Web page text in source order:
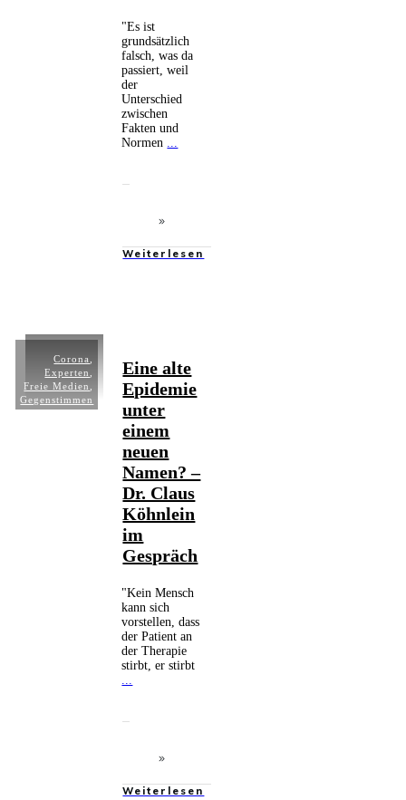
"Es ist
grundsätzlich
falsch, was da
passiert, weil
der
Unterschied
zwischen
Fakten und
Normen ...
Weiterlesen
Corona
Experten
Freie Medien
Gegenstimmen
Eine alte
Epidemie
unter
einem
neuen
Namen? –
Dr. Claus
Köhnlein
im
Gespräch
"Kein Mensch
kann sich
vorstellen, dass
der Patient an
der Therapie
stirbt, er stirbt
...
Weiterlesen